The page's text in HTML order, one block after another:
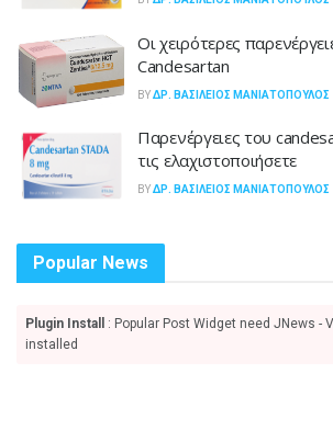
Οι χειρότερες
Candesartan
BYΔΡ. ΒΑΣΊΛΕΙΟΣ ΜΑΝΙΑΤΌΠΟΥΛΟΣ
Παρενέργειες του
τις ελαχιστοποιήσετε
BYΔΡ. ΒΑΣΊΛΕΙΟΣ ΜΑΝΙΑΤΌΠΟΥΛΟΣ
Popular News
Plugin Install
: Popular Post Widget need JNews -
installed